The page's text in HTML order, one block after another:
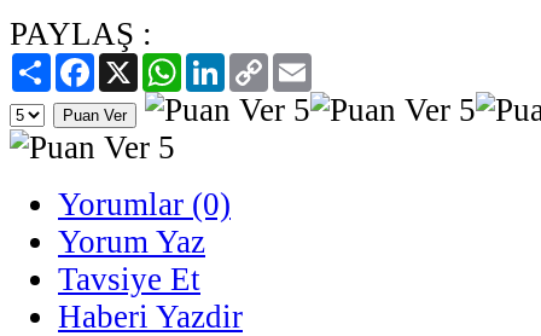
PAYLAŞ :
PaylaşFacebook
X WhatsAppLinkedIn
Copy
Link
Yorumlar (0)
Yorum Yaz
Tavsiye Et
Haberi Yazdir